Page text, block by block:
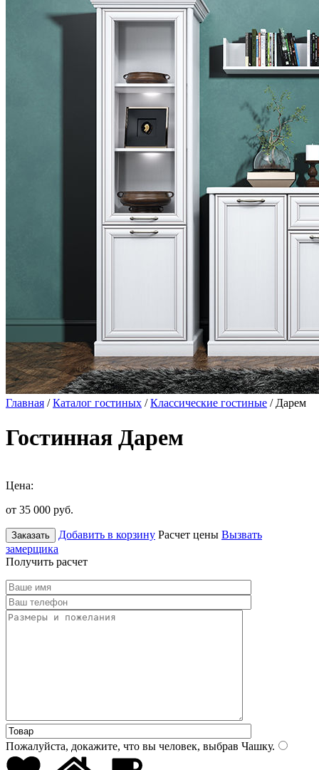
Главная /Каталог гостиных /Классические гостиные / Дарем
Гостинная Дарем
Цена:
от 35 000 руб.
Заказать Добавить в корзину Расчет цены Вызвать
замерщика
Получить расчет
Пожалуйста, докажите, что вы человек, выбрав Чашку.